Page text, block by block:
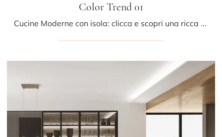
Color Trend 01
Cucine Moderne con isola: clicca e scopri una ricca gamma di soluzioni del marchio Stosa, tra cui il modello Color Trend 01.